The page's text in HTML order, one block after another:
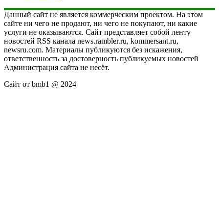
Данный сайт не является коммерческим проектом. На этом
сайте ни чего не продают, ни чего не покупают, ни какие
услуги не оказываются. Сайт представляет собой ленту
новостей RSS канала news.rambler.ru, kommersant.ru,
newsru.com. Материалы публикуются без искажения,
ответственность за достоверность публикуемых новостей
Администрация сайта не несёт.
Сайт от bmb1 @ 2024